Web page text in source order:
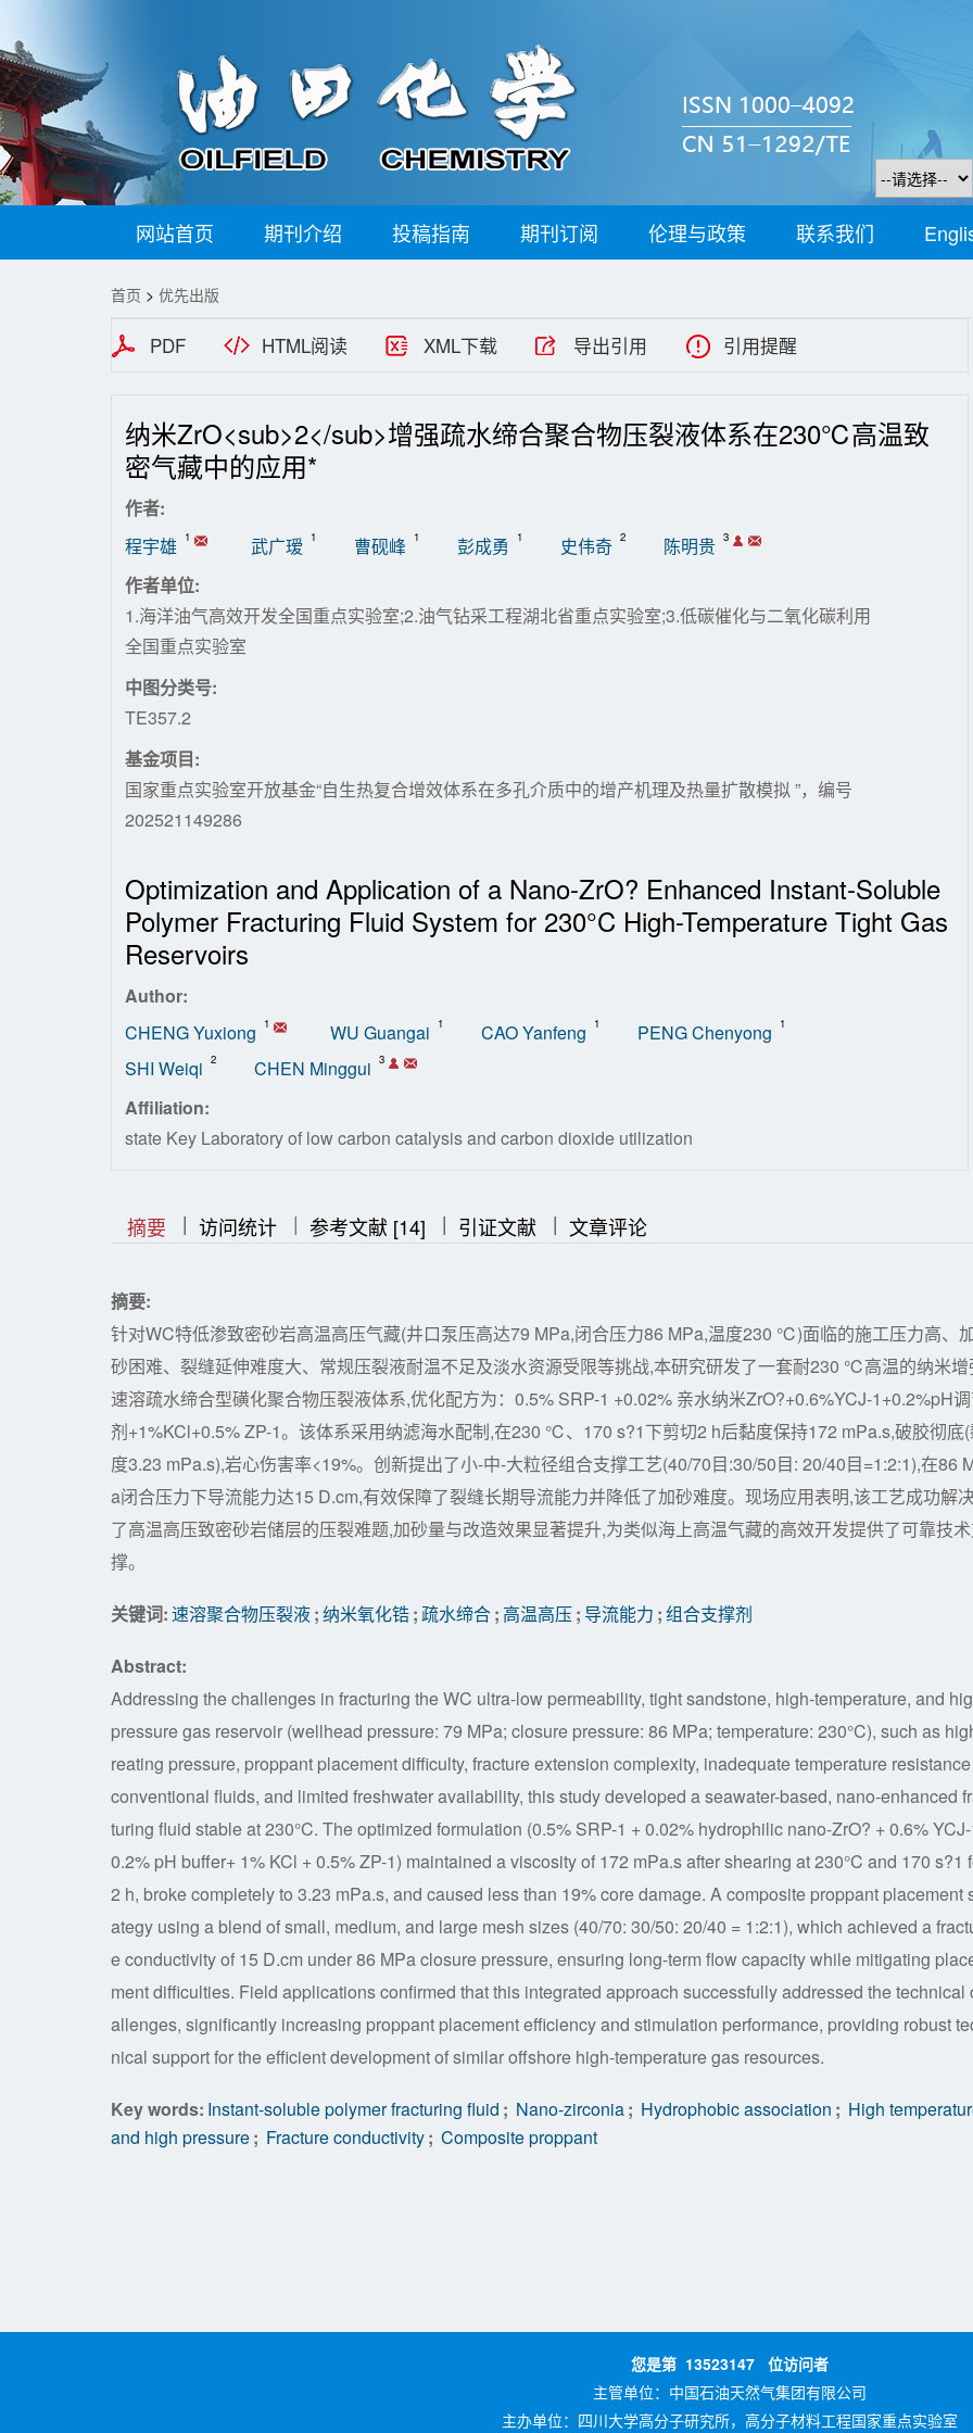
网站首页 期刊介绍 投稿指南 期刊订阅 伦理与政策 联系我们
首页 > 优先出版
PDF HTML阅读 XML下载 导出引用 引用提醒
纳米ZrO<sub>2</sub>增强疏水缔合聚合物压裂液体系在230℃高温致
密气藏中的应用*
作者:
程宇雄
1 武广瑷 1 曹砚峰 1 彭成勇 1 史伟奇 2 陈明贵 3
作者单位:
1.海洋油气高效开发全国重点实验室;2.油气钻采工程湖北省重点实验室;3.低碳催化与二氧化碳利用
全国重点实验室
中图分类号:
TE357.2
基金项目:
国家重点实验室开放基金“自生热复合增效体系在多孔介质中的增产机理及热量扩散模拟 ”，编号
202521149286
Optimization and Application of a Nano-ZrO? Enhanced Instant-Soluble
Polymer Fracturing Fluid System for 230°C High-Temperature Tight Gas
Reservoirs
Author:
CHENG Yuxiong
1 WU Guangai 1 CAO Yanfeng 1 PENG Chenyong 1
SHI Weiqi 2 CHEN Minggui 3
Affiliation:
state Key Laboratory of low carbon catalysis and carbon dioxide utilization
摘要 || 访问统计 | 参考文献 [14] || 引证文献 || 文章评论
摘要:
针对WC特低渗致密砂岩高温高压气藏(井口泵压高达79 MPa,闭合压力86 MPa,温度230 ℃)面临的施工压力高、
砂困难、裂缝延伸难度大、常规压裂液耐温不足及淡水资源受限等挑战,本研究研发了一套耐230 ℃高温的纳米增
速溶疏水缔合型磺化聚合物压裂液体系,优化配方为：0.5% SRP-1 +0.02% 亲水纳米ZrO?+0.6%YCJ-1+0.2%pH
剂+1%KCl+0.5% ZP-1。该体系采用纳滤海水配制,在230 ℃、170 s?1下剪切2 h后黏度保持172 mPa.s,破胶彻底
度3.23 mPa.s),岩心伤害率<19%。创新提出了小-中-大粒径组合支撑工艺(40/70目:30/50目: 20/40目=1:2:1),在86
a闭合压力下导流能力达15 D.cm,有效保障了裂缝长期导流能力并降低了加砂难度。现场应用表明,该工艺成功解
了高温高压致密砂岩储层的压裂难题,加砂量与改造效果显著提升,为类似海上高温气藏的高效开发提供了可靠技
撑。
关键词:速溶聚合物压裂液;纳米氧化锆;疏水缔合; 高温高压; 导流能力 ;组合支撑剂
Abstract:
Addressing the challenges in fracturing the WC ultra-low permeability, tight sandstone, high-temperature, and
pressure gas reservoir (wellhead pressure: 79 MPa; closure pressure: 86 MPa; temperature: 230°C), such as
reating pressure, proppant placement difficulty, fracture extension complexity, inadequate temperature
conventional fluids, and limited freshwater availability, this study developed a seawater-based, nano-enhanced
turing fluid stable at 230°C. The optimized formulation (0.5% SRP-1 + 0.02% hydrophilic nano-ZrO? + 0.6%
0.2% pH buffer+ 1% KCl + 0.5% ZP-1) maintained a viscosity of 172 mPa.s after shearing at 230°C and 170 s?1
2 h, broke completely to 3.23 mPa.s, and caused less than 19% core damage. A composite proppant placement
ategy using a blend of small, medium, and large mesh sizes (40/70: 30/50: 20/40 = 1:2:1), which achieved a
e conductivity of 15 D.cm under 86 MPa closure pressure, ensuring long-term flow capacity while mitigating
ment difficulties. Field applications confirmed that this integrated approach successfully addressed the technical
allenges, significantly increasing proppant placement efficiency and stimulation performance, providing robust
nical support for the efficient development of similar offshore high-temperature gas resources.
Key words: Instant-soluble polymer fracturing fluid ; Nano-zirconia; Hydrophobic association ; High
and high pressure; Fracture conductivity; Composite proppant
您是第 13523147 位访问者
主管单位： 中国石油天然气集团有限公司
主办单位： 四川大学高分子研究所，高分子材料工程国家重点实验室